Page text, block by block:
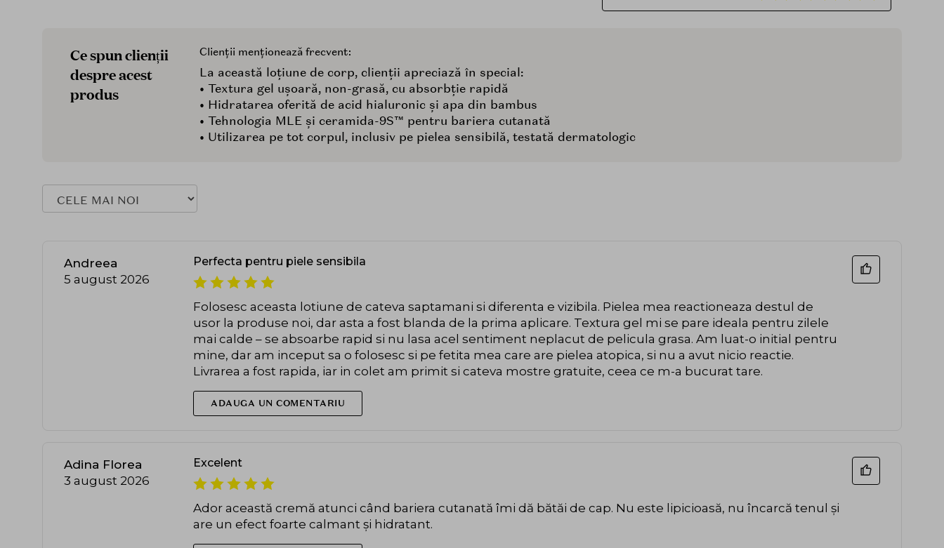
Ce spun clienții
despre acest
produs
Clienții menționează frecvent:
La această loțiune de corp, clienții apreciază în special:
• Textura gel ușoară, non-grasă, cu absorbție rapidă
• Hidratarea oferită de acid hialuronic și apa din bambus
• Tehnologia MLE și ceramida-9S™ pentru bariera cutanată
• Utilizarea pe tot corpul, inclusiv pe pielea sensibilă, testată dermatologic
Andreea
5 august 2026
Perfecta pentru piele sensibila
Folosesc aceasta lotiune de cateva saptamani si diferenta e vizibila. Pielea mea reactioneaza destul de
usor la produse noi, dar asta a fost blanda de la prima aplicare. Textura gel mi se pare ideala pentru zilele
mai calde – se absoarbe rapid si nu lasa acel sentiment neplacut de pelicula grasa. Am luat-o initial pentru
mine, dar am inceput sa o folosesc si pe fetita mea care are pielea atopica, si nu a avut nicio reactie.
Livrarea a fost rapida, iar in colet am primit si cateva mostre gratuite, ceea ce m-a bucurat tare.
ADAUGA UN COMENTARIU
Adina Florea
3 august 2026
Excelent
Ador această cremă atunci când bariera cutanată îmi dă bătăi de cap. Nu este lipicioasă, nu încarcă tenul și
are un efect foarte calmant și hidratant.